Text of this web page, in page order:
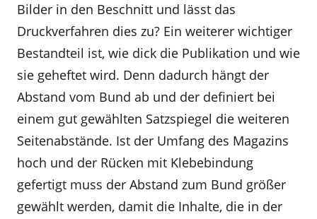
Bilder in den Beschnitt und lässt das
Druckverfahren dies zu? Ein weiterer wichtiger
Bestandteil ist, wie dick die Publikation und wie
sie geheftet wird. Denn dadurch hängt der
Abstand vom Bund ab und der definiert bei
einem gut gewählten Satzspiegel die weiteren
Seitenabstände. Ist der Umfang des Magazins
hoch und der Rücken mit Klebebindung
gefertigt muss der Abstand zum Bund größer
gewählt werden, damit die Inhalte, die in der